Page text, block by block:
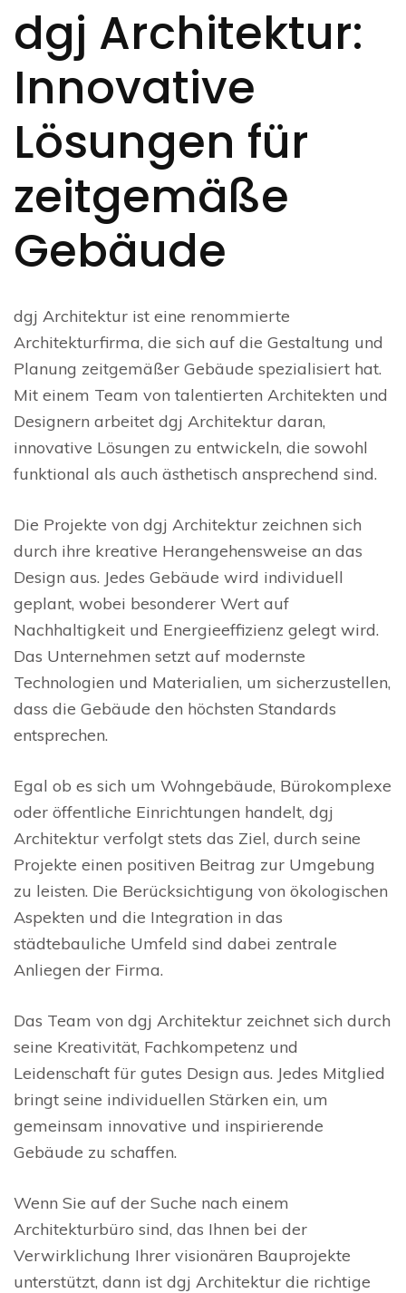
dgj Architektur:
Innovative
Lösungen für
zeitgemäße
Gebäude
dgj Architektur ist eine renommierte
Architekturfirma, die sich auf die Gestaltung und
Planung zeitgemäßer Gebäude spezialisiert hat.
Mit einem Team von talentierten Architekten und
Designern arbeitet dgj Architektur daran,
innovative Lösungen zu entwickeln, die sowohl
funktional als auch ästhetisch ansprechend sind.
Die Projekte von dgj Architektur zeichnen sich
durch ihre kreative Herangehensweise an das
Design aus. Jedes Gebäude wird individuell
geplant, wobei besonderer Wert auf
Nachhaltigkeit und Energieeffizienz gelegt wird.
Das Unternehmen setzt auf modernste
Technologien und Materialien, um sicherzustellen,
dass die Gebäude den höchsten Standards
entsprechen.
Egal ob es sich um Wohngebäude, Bürokomplexe
oder öffentliche Einrichtungen handelt, dgj
Architektur verfolgt stets das Ziel, durch seine
Projekte einen positiven Beitrag zur Umgebung
zu leisten. Die Berücksichtigung von ökologischen
Aspekten und die Integration in das
städtebauliche Umfeld sind dabei zentrale
Anliegen der Firma.
Das Team von dgj Architektur zeichnet sich durch
seine Kreativität, Fachkompetenz und
Leidenschaft für gutes Design aus. Jedes Mitglied
bringt seine individuellen Stärken ein, um
gemeinsam innovative und inspirierende
Gebäude zu schaffen.
Wenn Sie auf der Suche nach einem
Architekturbüro sind, das Ihnen bei der
Verwirklichung Ihrer visionären Bauprojekte
unterstützt, dann ist dgj Architektur die richtige